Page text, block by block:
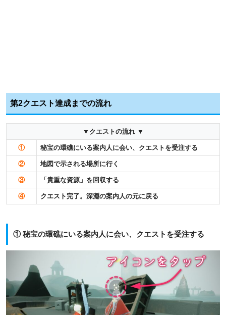
第2クエスト達成までの流れ
▼クエストの流れ ▼
① 秘宝の環礁にいる案内人に会い、クエストを受注する
② 地図で示される場所に行く
③ 「貴重な資源」を回収する
④ クエスト完了。深淵の案内人の元に戻る
① 秘宝の環礁にいる案内人に会い、クエストを受注する